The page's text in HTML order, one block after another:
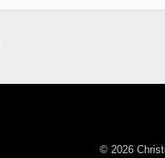
© 2026